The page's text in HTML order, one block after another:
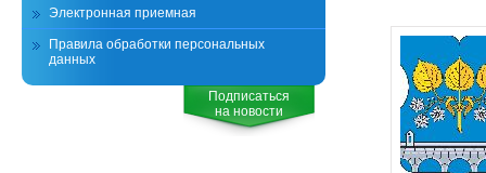
Электронная приемная
Правила обработки персональных
данных
Подписаться
на новости